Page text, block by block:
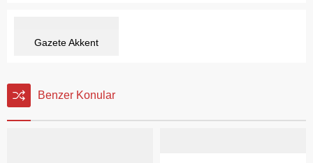
Gazete Akkent
Benzer Konular